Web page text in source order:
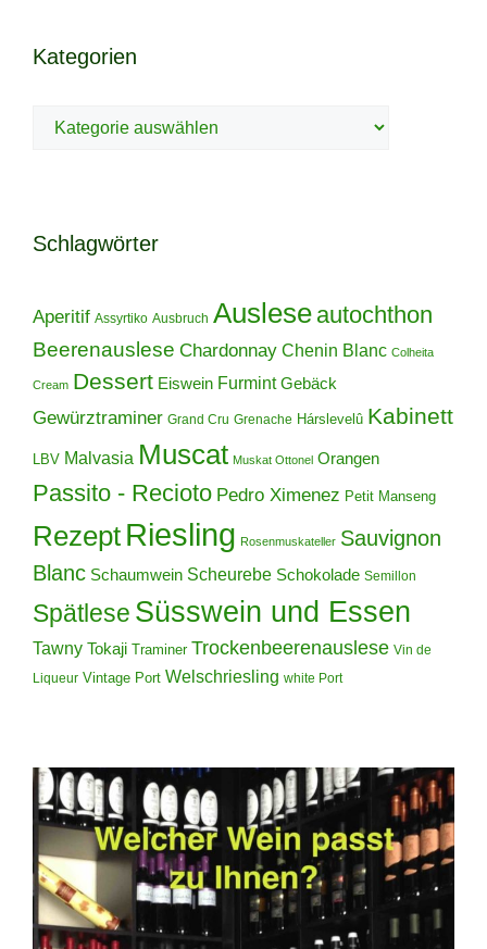
Kategorien
Kategorien
Schlagwörter
Aperitif Assyrtiko Ausbruch Auslese autochthon
Beerenauslese Chardonnay Chenin Blanc Colheita
Cream Dessert Eiswein Furmint Gebäck
Gewürztraminer Grand Cru Grenache Hárslevelû Kabinett
LBV Malvasia Muscat Muskat Ottonel Orangen
Passito - Recioto Pedro Ximenez Petit Manseng
Rezept Riesling Rosenmuskateller Sauvignon
Blanc Schaumwein Scheurebe Schokolade Semillon
Spätlese Süsswein und Essen
Tawny Tokaji Traminer Trockenbeerenauslese Vin de
Liqueur Vintage Port Welschriesling white Port